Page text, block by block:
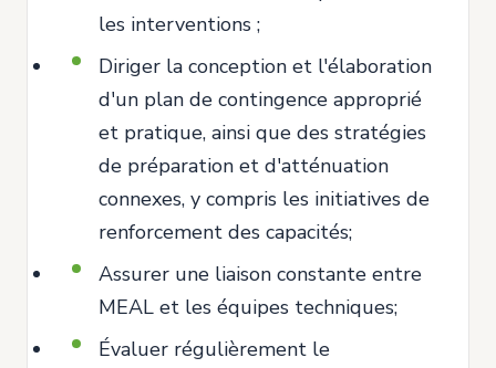
les interventions ;
Diriger la conception et l'élaboration
d'un plan de contingence approprié
et pratique, ainsi que des stratégies
de préparation et d'atténuation
connexes, y compris les initiatives de
renforcement des capacités;
Assurer une liaison constante entre
MEAL et les équipes techniques;
Évaluer régulièrement le